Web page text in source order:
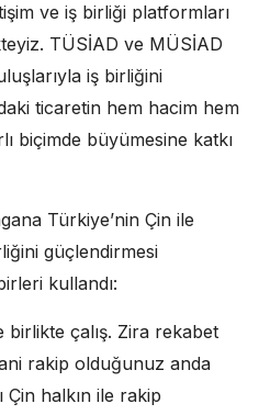
ve iş birliği platformları
TÜSİAD ve MÜSİAD
iş birliğini
ticaretin hem hacim hem
biçimde büyümesine katkı
Türkiye’nin Çin ile
güçlendirmesi
kullandı:
birlikte çalış. Zira rekabet
rakip olduğunuz anda
Çin halkın ile rakip